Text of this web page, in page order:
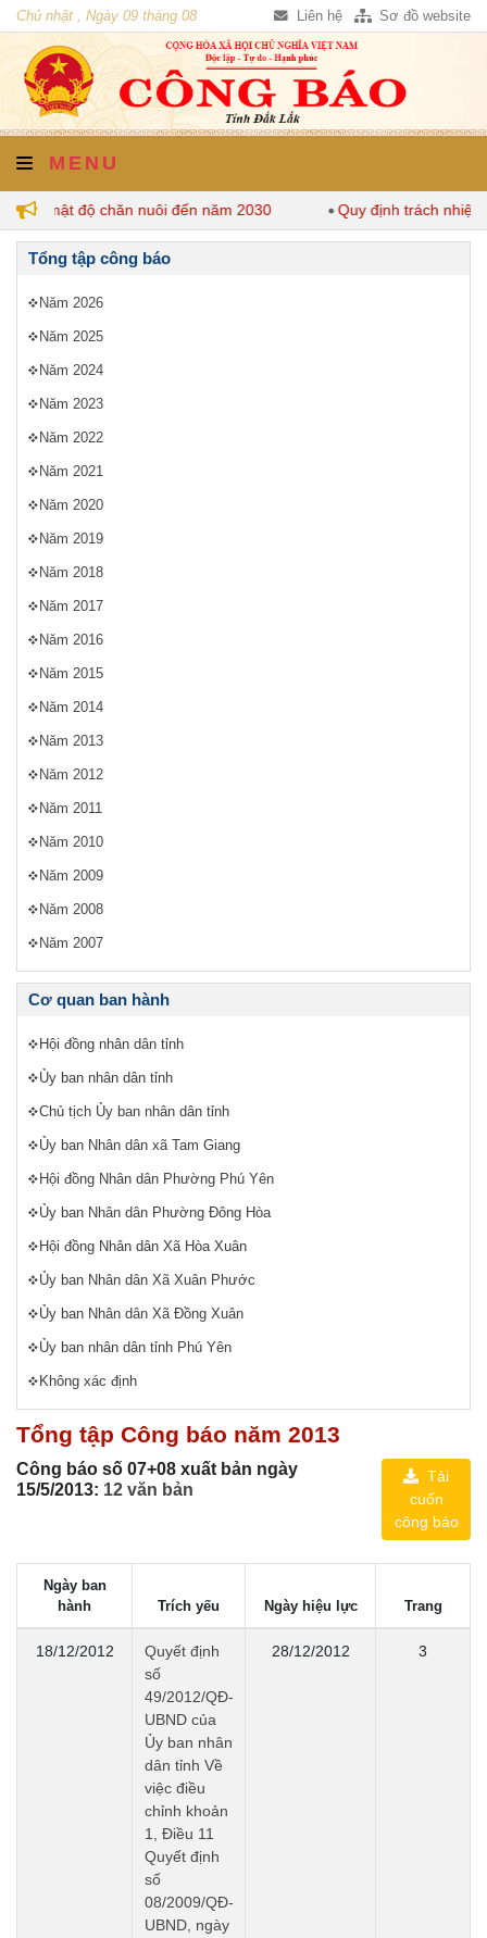
Chủ nhật , Ngày 09 tháng 08
năm 2026
Liên hệ Sơ đồ website
MENU
mật độ chăn nuôi đến năm 2030 Quy định trách nhiệm
Tổng tập công báo
Năm 2026
Năm 2025
Năm 2024
Năm 2023
Năm 2022
Năm 2021
Năm 2020
Năm 2019
Năm 2018
Năm 2017
Năm 2016
Năm 2015
Năm 2014
Năm 2013
Năm 2012
Năm 2011
Năm 2010
Năm 2009
Năm 2008
Năm 2007
Cơ quan ban hành
Hội đồng nhân dân tỉnh
Ủy ban nhân dân tỉnh
Chủ tịch Ủy ban nhân dân tỉnh
Ủy ban Nhân dân xã Tam Giang
Hội đồng Nhân dân Phường Phú Yên
Ủy ban Nhân dân Phường Đông Hòa
Hội đồng Nhân dân Xã Hòa Xuân
Ủy ban Nhân dân Xã Xuân Phước
Ủy ban Nhân dân Xã Đồng Xuân
Ủy ban nhân dân tỉnh Phú Yên
Không xác định
Tổng tập Công báo năm 2013
Công báo số 07+08 xuất bản ngày
15/5/2013: 12 văn bản
Tải
cuốn
công báo
Ngày ban
hành
Trích yếu Ngày hiệu lực Trang
18/12/2012
Quyết định
số
49/2012/QĐ-
UBND của
Ủy ban nhân
dân tỉnh Về
việc điều
chỉnh khoản
1, Điều 11
Quyết định
số
08/2009/QĐ-
UBND, ngày
28/12/2012 3